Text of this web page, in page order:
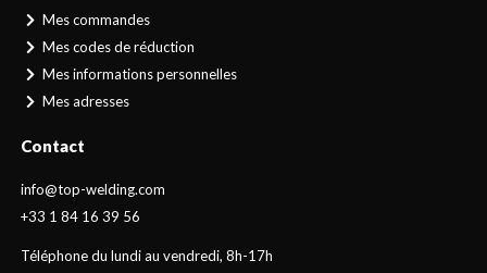
Mes commandes
Mes codes de réduction
Mes informations personnelles
Mes adresses
Contact
info@top-welding.com
+33 1 84 16 39 56
Téléphone du lundi au vendredi, 8h-17h